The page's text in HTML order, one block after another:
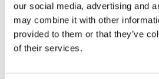
our social media, advertising and
may combine it with other
provided to them or that they’ve
of their services.